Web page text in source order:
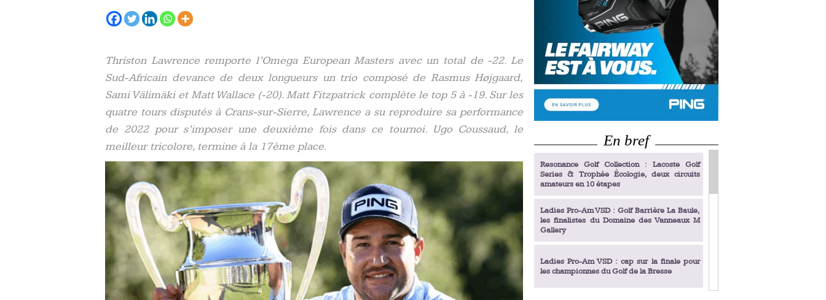
Thriston Lawrence remporte l’Omega European Masters avec un total de -22. Le
Sud-Africain devance de deux longueurs un trio composé de Rasmus Højgaard,
Sami Välimäki et Matt Wallace (-20). Matt Fitzpatrick complète le top 5 à -19. Sur les
quatre tours disputés à Crans-sur-Sierre, Lawrence a su reproduire sa performance
de 2022 pour s’imposer une deuxième fois dans ce tournoi. Ugo Coussaud, le
meilleur tricolore, termine à la 17ème place.
En bref
Resonance Golf Collection : Lacoste Golf
Series & Trophée Écologie, deux circuits
amateurs en 10 étapes
Ladies Pro-Am VSD : Golf Barrière La Baule,
les finalistes du Domaine des Vanneaux M
Gallery
Ladies Pro-Am VSD : cap sur la finale pour
les championnes du Golf de la Bresse